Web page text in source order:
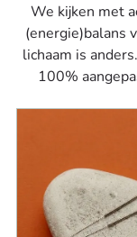
We kijken met
(energie)balans
lichaam is
100%